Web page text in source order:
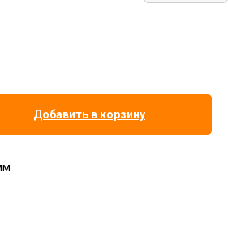
Добавить в корзину